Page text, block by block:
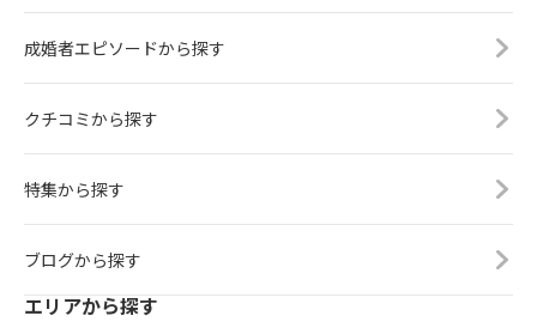
成婚者エピソードから探す
クチコミから探す
特集から探す
ブログから探す
エリアから探す